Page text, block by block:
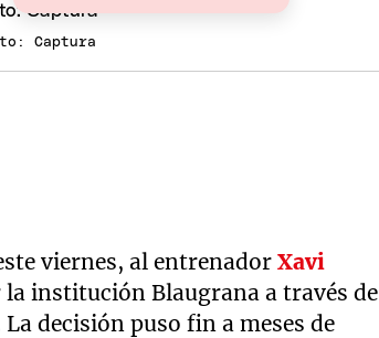
Captura
viernes, al entrenadorXavi
institución Blaugrana a través de
decisión puso fin a meses de